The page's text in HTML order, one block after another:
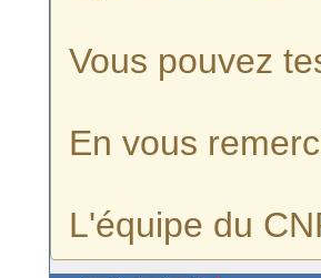
Vous pouvez
En vous
L'équipe du